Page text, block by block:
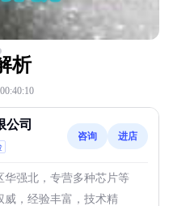
析
公司
咨询 进店
华强北，专营多种芯片等
威，经验丰富，技术精